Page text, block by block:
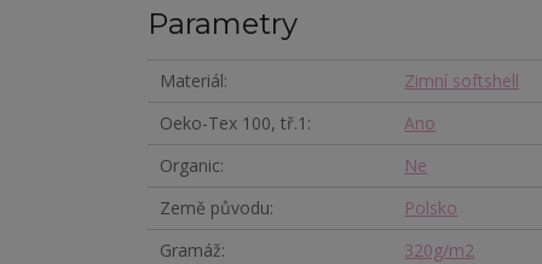
Parametry
Materiál
Zimní softshell
Oeko-Tex 100, tř.1
Ano
Organic
Ne
Země původu
Polsko
Gramáž
320g/m2